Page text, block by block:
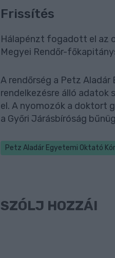
Frissítés
Hálapénzt fogadott el az
Megyei Rendőr-
A rendőrség a Petz
rendelkezésre álló
el. A nyomozók a doktort
a Győri Járásbíróság
Petz Aladár Egyetemi Oktató
SZÓLJ HOZZÁ!